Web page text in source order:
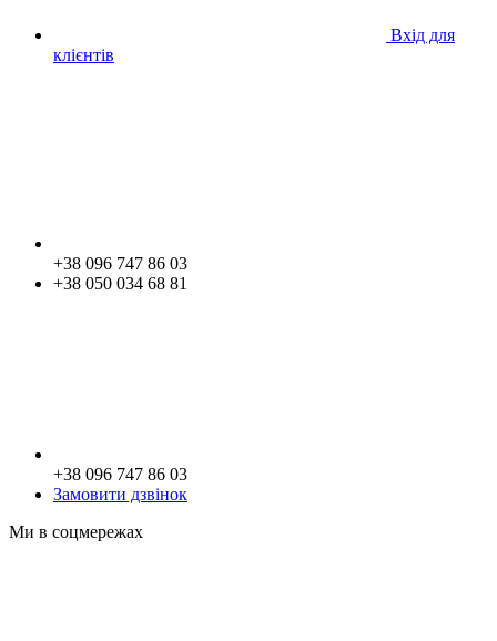
Вхід для
клієнтів
+38 096 747 86 03
+38 050 034 68 81
+38 096 747 86 03
Замовити дзвінок
Ми в соцмережах